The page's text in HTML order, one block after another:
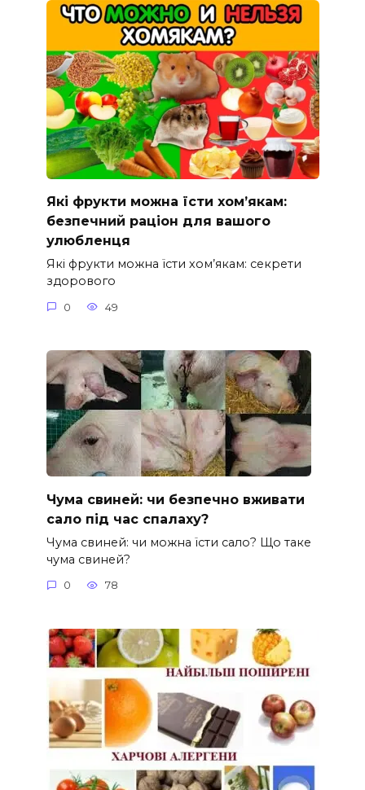
Які фрукти можна їсти хом’якам:
безпечний раціон для вашого
улюбленця
Які фрукти можна їсти хом’якам: секрети
здорового
0 49
Чума свиней: чи безпечно вживати
сало під час спалаху?
Чума свиней: чи можна їсти сало? Що таке
чума свиней?
0 78